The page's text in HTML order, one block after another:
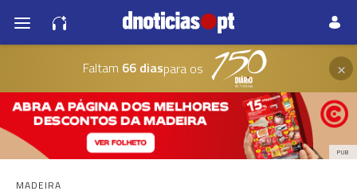
Faltam 66 diaspara os ×
PUB
MADEIRA